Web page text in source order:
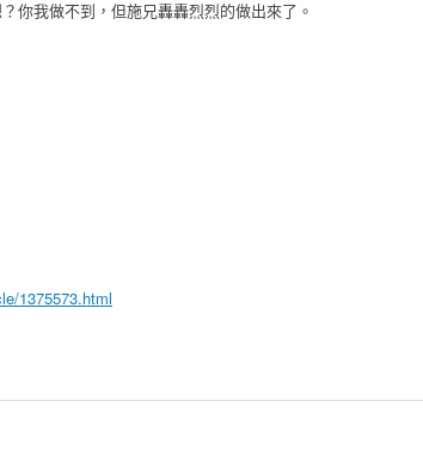
你我做不到，但施兄轟轟烈烈的做出來了。
1375573.html